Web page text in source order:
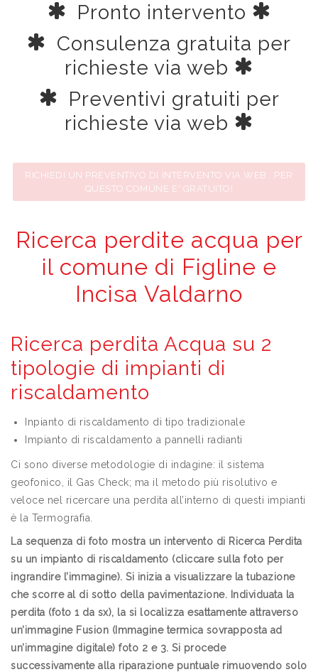
Pronto intervento
Consulenza gratuita per
richieste via web
Preventivi gratuiti per
richieste via web
RICHIEDI UN PREVENTIVO DI INTERVENTO VIA WEB...PER
QUESTO COMUNE E' GRATUITO!
Ricerca perdite acqua per
il comune di Figline e
Incisa Valdarno
Ricerca perdita Acqua su 2
tipologie di impianti di
riscaldamento
Inpianto di riscaldamento di tipo tradizionale
Impianto di riscaldamento a pannelli radianti
Ci sono diverse metodologie di indagine: il sistema
geofonico, il Gas Check; ma il metodo più risolutivo e
veloce nel ricercare una perdita all’interno di questi impianti
è la Termografia.
La sequenza di foto mostra un intervento di Ricerca Perdita
su un impianto di riscaldamento (cliccare sulla foto per
ingrandire l’immagine). Si inizia a visualizzare la tubazione
che scorre al di sotto della pavimentazione. Individuata la
perdita (foto 1 da sx), la si localizza esattamente attraverso
un’immagine Fusion (Immagine termica sovrapposta ad
un’immagine digitale) foto 2 e 3. Si procede
successivamente alla riparazione puntuale rimuovendo solo